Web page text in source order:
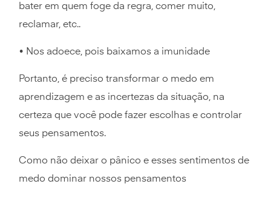
bater em quem foge da regra, comer muito,
reclamar, etc..
• Nos adoece, pois baixamos a imunidade
Portanto, é preciso transformar o medo em
aprendizagem e as incertezas da situação, na
certeza que você pode fazer escolhas e controlar
seus pensamentos.
Como não deixar o pânico e esses sentimentos de
medo dominar nossos pensamentos